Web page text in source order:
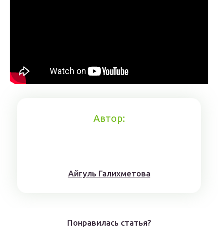
Автор:
Айгуль Галихметова
Понравилась статья?